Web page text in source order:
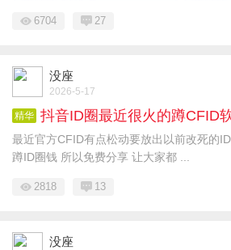
6704 27
没座
2026-5-17
精华 抖音ID圈最近很火的蹲CFID
最近官方CFID有点松动要放出以前改死的
蹲ID圈钱 所以免费分享 让大家都 ...
2818 13
没座